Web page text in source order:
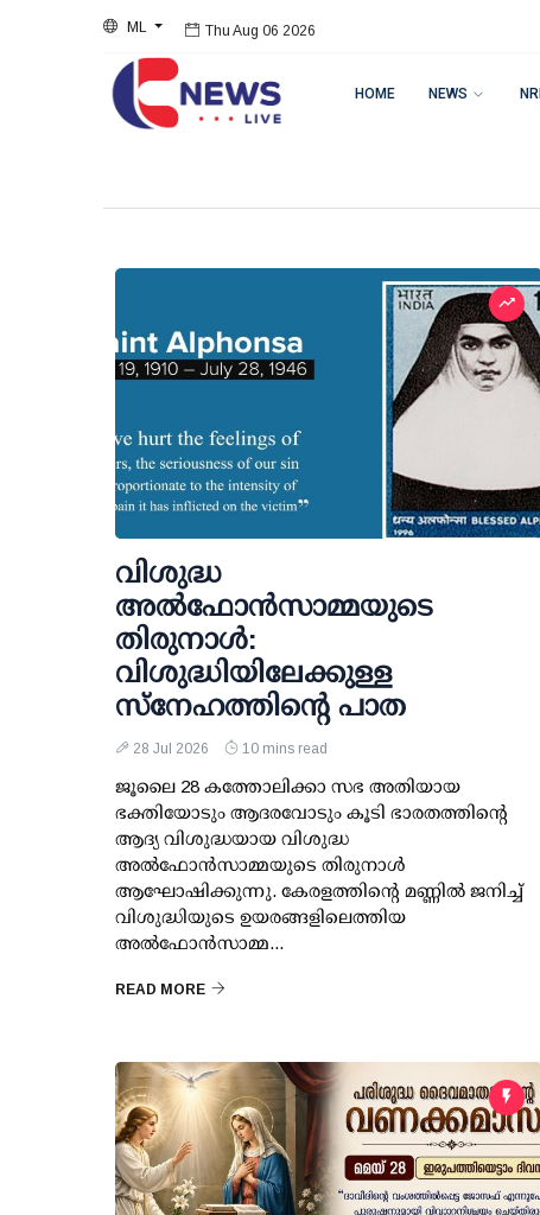
ML Thu Aug 06 2026
HOME NEWS NRI
വിശുദ്ധ
അൽഫോൻസാമ്മയുടെ
തിരുനാൾ:
വിശുദ്ധിയിലേക്കുള്ള
സ്നേഹത്തിന്റെ പാത
28 Jul 2026 10 mins read
ജൂലൈ 28 കത്തോലിക്കാ സഭ അതിയായ
ഭക്തിയോടും ആദരവോടും കൂടി ഭാരതത്തിന്റെ
ആദ്യ വിശുദ്ധയായ വിശുദ്ധ
അൽഫോൻസാമ്മയുടെ തിരുനാൾ
ആഘോഷിക്കുന്നു. കേരളത്തിന്റെ മണ്ണിൽ ജനിച്ച്
വിശുദ്ധിയുടെ ഉയരങ്ങളിലെത്തിയ
അൽഫോൻസാമ്മ...
READ MORE